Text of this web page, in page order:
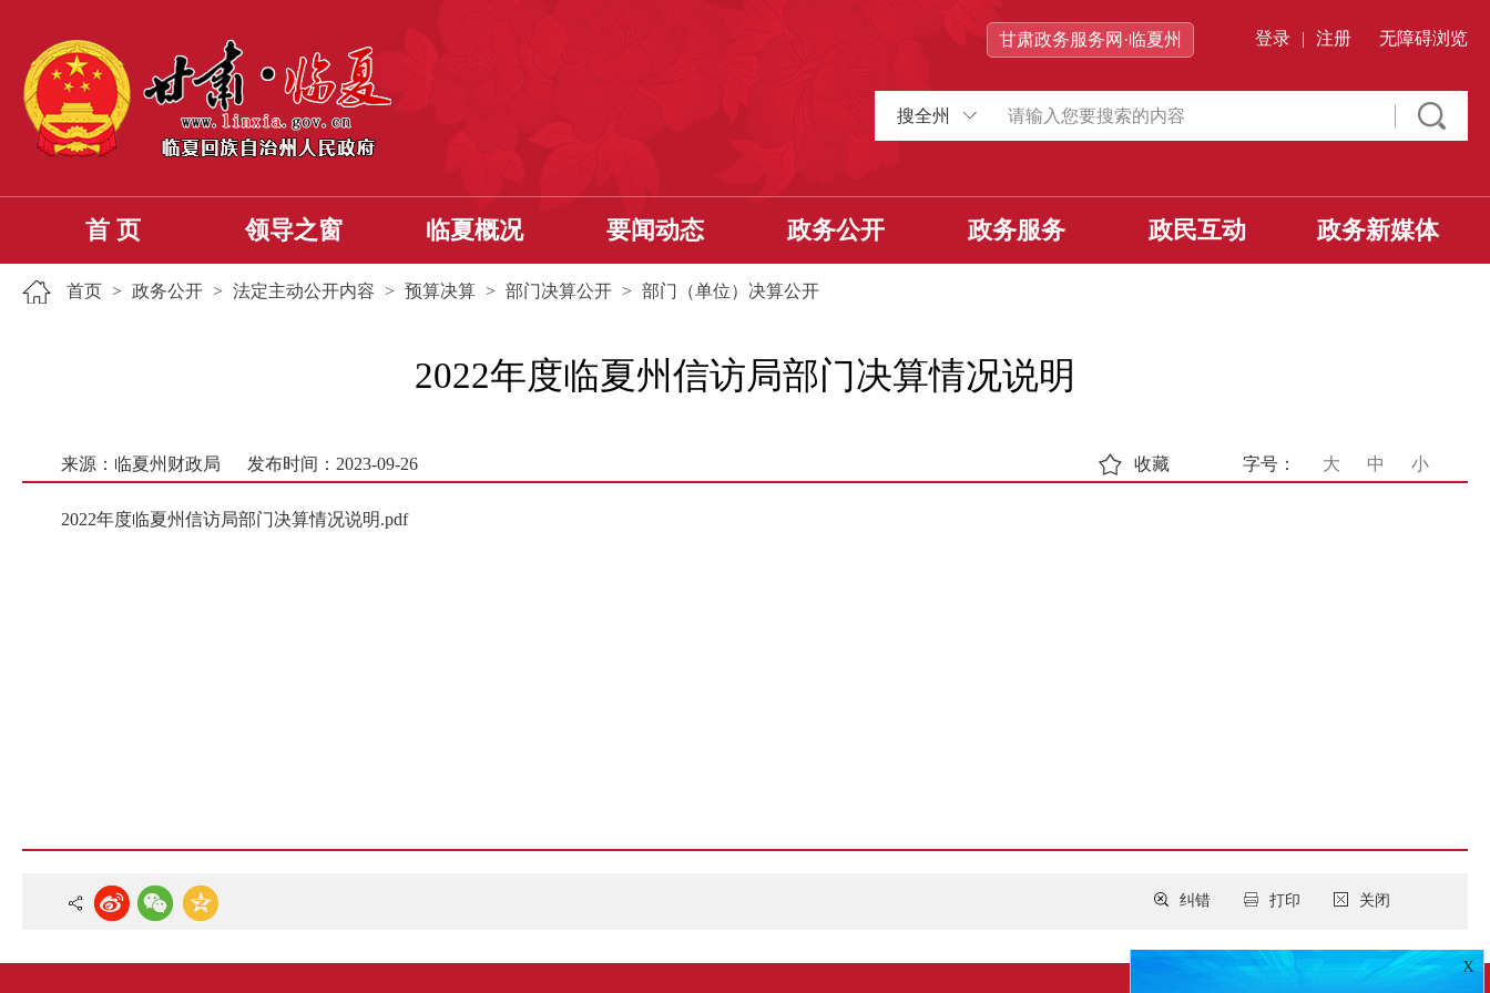
甘肃政务服务网·临夏州 登录 | 注册 无障碍浏览
搜全州
首 页 领导之窗 临夏概况 要闻动态 政务公开 政务服务 政民互动 政务新媒体
首页 > 政务公开 > 法定主动公开内容 > 预算决算 > 部门决算公开 > 部门（单位）决算公开
2022年度临夏州信访局部门决算情况说明
来源：临夏州财政局 发布时间：2023-09-26 字号： 大 中 小
收藏
2022年度临夏州信访局部门决算情况说明.pdf
关闭
打印
纠错
X